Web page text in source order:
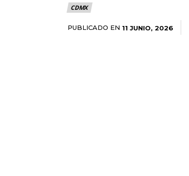
CDMX
PUBLICADO EN 11 JUNIO, 2026